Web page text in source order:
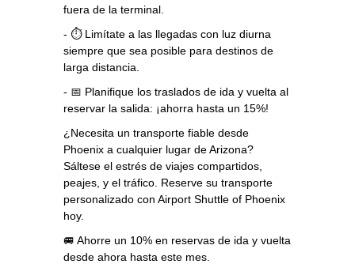
fuera de la terminal.
- ⏱️ Limítate a las llegadas con luz diurna
siempre que sea posible para destinos de
larga distancia.
- 📅 Planifique los traslados de ida y vuelta al
reservar la salida: ¡ahorra hasta un 15%!
¿Necesita un transporte fiable desde
Phoenix a cualquier lugar de Arizona?
Sáltese el estrés de viajes compartidos,
peajes, y el tráfico. Reserve su transporte
personalizado con Airport Shuttle of Phoenix
hoy.
🚐 Ahorre un 10% en reservas de ida y vuelta
desde ahora hasta este mes.